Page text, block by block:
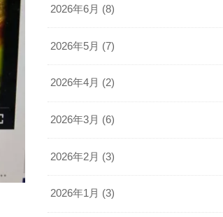
2026年6月 (8)
2026年5月 (7)
2026年4月 (2)
2026年3月 (6)
2026年2月 (3)
2026年1月 (3)